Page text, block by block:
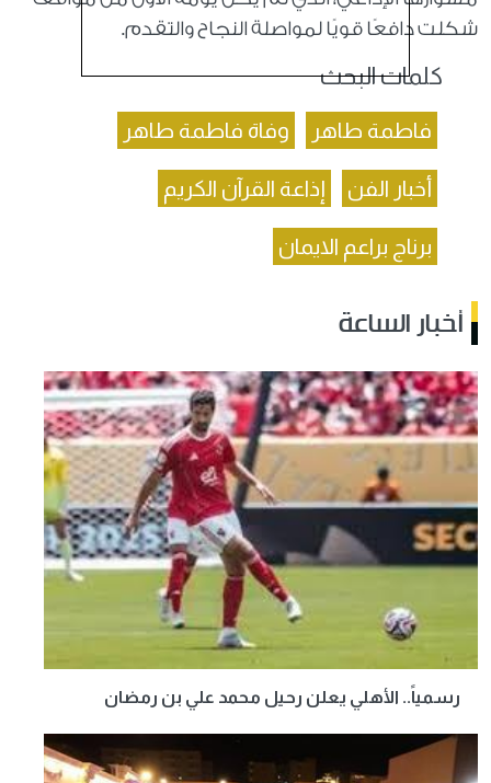
شكلت دافعًا قويًا لمواصلة النجاح والتقدم.
كلمات البحث
فاطمة طاهر وفاة فاطمة طاهر
أخبار الفن إذاعة القرآن الكريم
برناج براعم الايمان
أخبار الساعة
رسمياً.. الأهلي يعلن رحيل محمد علي بن رمضان